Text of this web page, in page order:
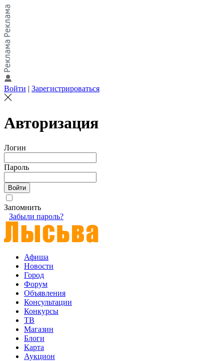
Войти | Зарегистрироваться
Авторизация
Логин
Пароль
Запомнить
Забыли пароль?
Афиша
Новости
Город
Форум
Объявления
Консультации
Конкурсы
ТВ
Магазин
Блоги
Карта
Аукцион